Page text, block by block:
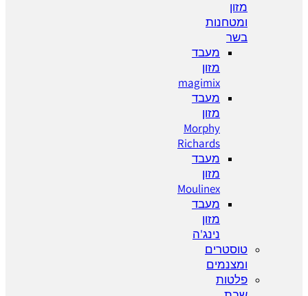
ומטחנות
מעבד
magimix
מעבד
Morphy
Richards
מעבד
Moulinex
מעבד
נינג'ה
טוסטרים
ומצנמים
פלטות